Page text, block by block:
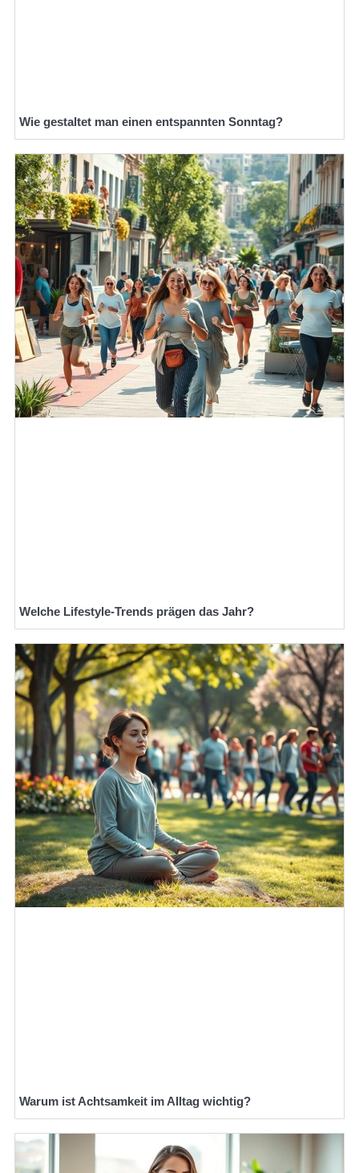
Wie gestaltet man einen entspannten Sonntag?
Welche Lifestyle-Trends prägen das Jahr?
Warum ist Achtsamkeit im Alltag wichtig?